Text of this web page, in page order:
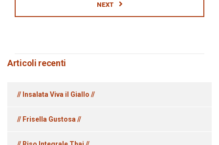
NEXT
Articoli recenti
// Insalata Viva il Giallo //
// Frisella Gustosa //